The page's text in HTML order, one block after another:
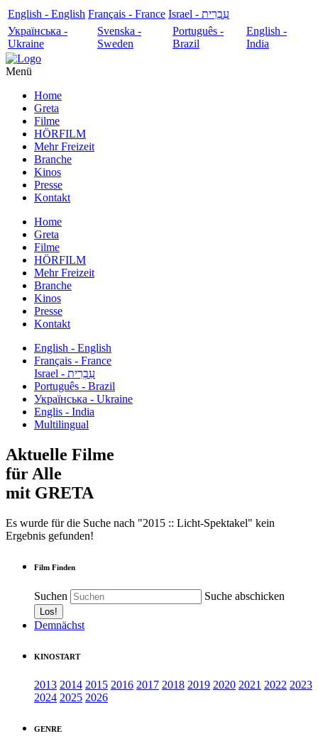
English - English Français - France
עִבְרִית - Israel
Українська -
Ukraine
Svenska -
Sweden
Português -
Brazil
English -
India
Menü
Home
Greta
Filme
HÖRFILM
Mehr Freizeit
Branche
Kinos
Presse
Kontakt
Home
Greta
Filme
HÖRFILM
Mehr Freizeit
Branche
Kinos
Presse
Kontakt
English - English
Français - France
עִבְרִית - Israel
Português - Brazil
Українська - Ukraine
Englis - India
Multilingual
Aktuelle Filme
für Alle
mit GRETA
Es wurde für die Suche nach "2015 :: Licht-Spektakel" kein
Ergebnis gefunden!
Film Finden
Suchen Suche abschicken
Demnächst
KINOSTART
2013 2014 2015 2016 2017 2018 2019 2020 2021 2022 2023
2024 2025 2026
GENRE